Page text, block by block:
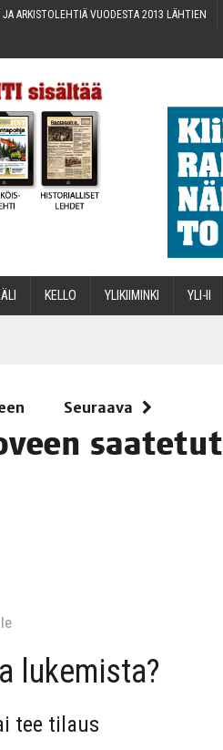
JA ARKIS­TO­LEH­TIÄ VUO­DES­TA 2013 LÄHTIEN
KEL­LO YLI­KII­MIN­KI YLI-II
Seuraava
saatetut
lukemista?
tee tilaus